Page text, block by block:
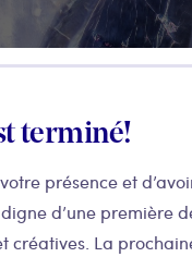
terminé!
présence et
d’une première
créatives. La